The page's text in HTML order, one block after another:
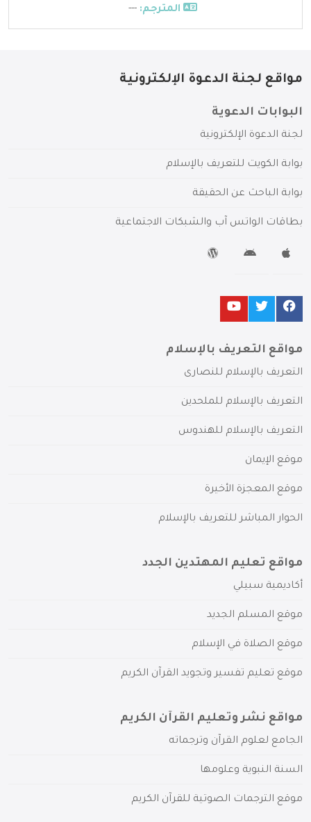
المترجم: ---
مواقع لجنة الدعوة الإلكترونية
البوابات الدعوية
لجنة الدعوة الإلكترونية
بوابة الكويت للتعريف بالإسلام
بوابة الباحث عن الحقيقة
بطاقات الواتس آب والشبكات الاجتماعية
مواقع التعريف بالإسلام
التعريف بالإسلام للنصارى
التعريف بالإسلام للملحدين
التعريف بالإسلام للهندوس
موقع الإيمان
موقع المعجزة الأخيرة
الحوار المباشر للتعريف بالإسلام
مواقع تعليم المهتدين الجدد
أكاديمية سبيلي
موقع المسلم الجديد
موقع الصلاة في الإسلام
موقع تعليم تفسير وتجويد القرآن الكريم
مواقع نشر وتعليم القرآن الكريم
الجامع لعلوم القرآن وترجماته
السنة النبوية وعلومها
موقع الترجمات الصوتية للقرآن الكريم